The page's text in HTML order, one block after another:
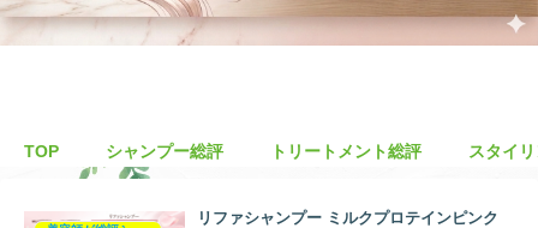
TOP シャンプー総評 トリートメント総評 スタイ
リファシャンプー ミルクプロテインピンク